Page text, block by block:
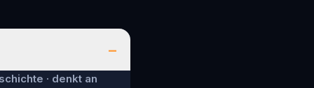
–
· denkt an